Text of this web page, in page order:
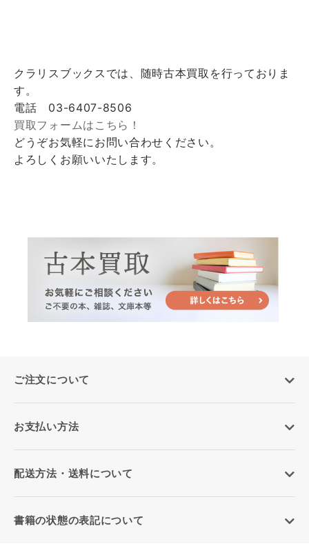
クラリスブックスでは、随時古本買取を行っておりま
す。
電話 03-6407-8506
買取フォームはこちら！
どうぞお気軽にお問い合わせください。
よろしくお願いいたします。
ご注文について
お支払い方法
配送方法・送料について
書籍の状態の表記について